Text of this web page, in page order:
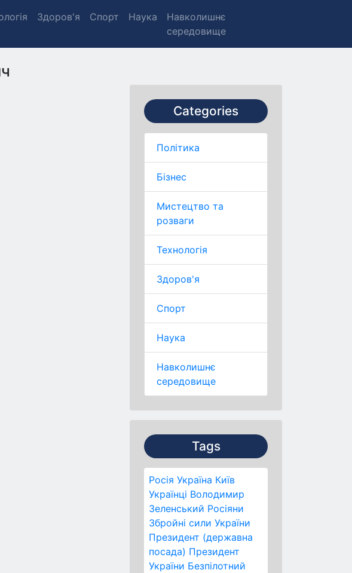
Здоров'я Спорт Наука
Навколишнє
середовище
Categories
Політика
Бізнес
Мистецтво та
розваги
Технологія
Здоров'я
Спорт
Наука
Навколишнє
середовище
Tags
Росія Україна Київ
Українці Володимир
Зеленський Росіяни
Збройні сили України
Президент (державна
посада) Президент
України Безпілотний